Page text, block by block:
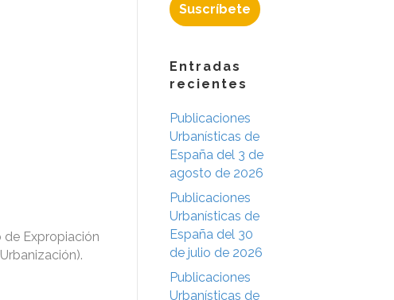
de Expropiación
Suscríbete
Entradas
recientes
Publicaciones
Urbanísticas de
España del 3 de
agosto de 2026
Publicaciones
Urbanísticas de
España del 30
de julio de 2026
Publicaciones
Urbanísticas de